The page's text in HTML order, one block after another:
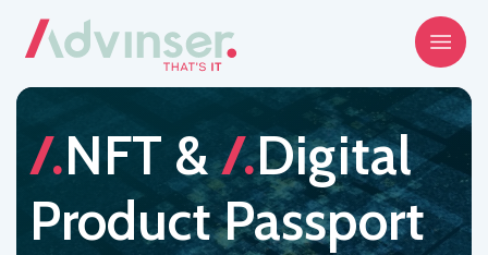
/.NFT &/.Digital
Product Passport